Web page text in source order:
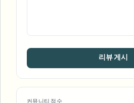
리뷰 게시
커뮤니티 점수